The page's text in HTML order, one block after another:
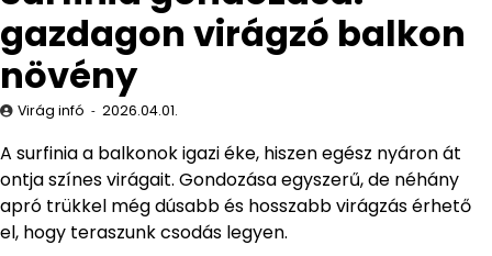
gazdagon virágzó balkon
növény
Virág infó 2026.04.01.
A surfinia a balkonok igazi éke, hiszen egész nyáron át
ontja színes virágait. Gondozása egyszerű, de néhány
apró trükkel még dúsabb és hosszabb virágzás érhető
el, hogy teraszunk csodás legyen.